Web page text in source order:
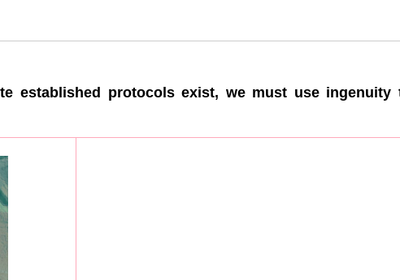
established protocols exist, we must use ingenuity